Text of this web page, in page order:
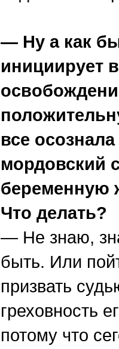
— Ну а как
инициирует
все
мордовский
беременную
Что делать?
— Не знаю,
быть. Или
призвать
греховность
потому что